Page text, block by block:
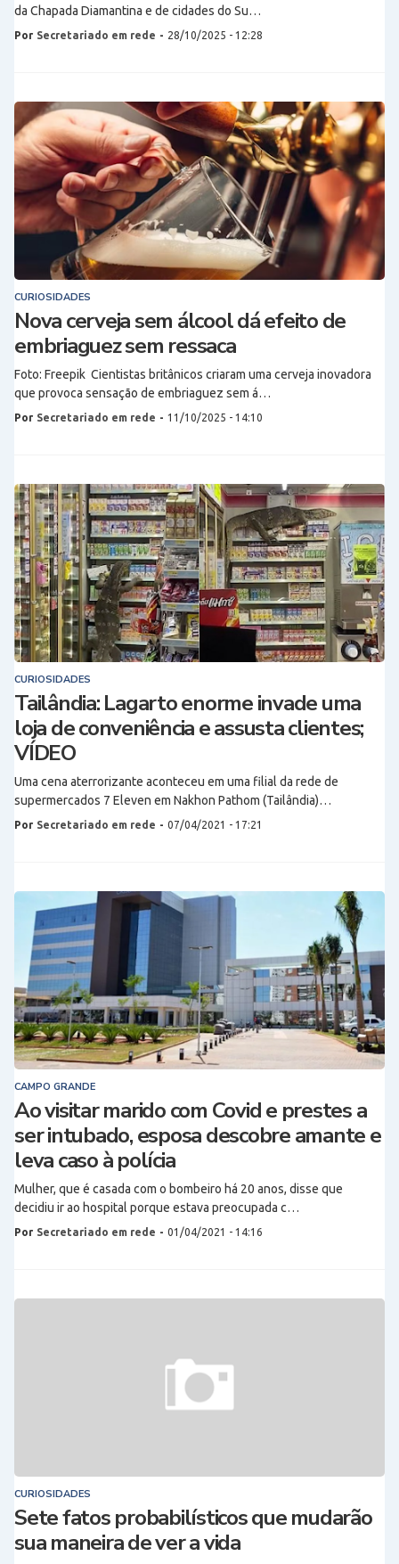
da Chapada Diamantina e de cidades do Su…
Por Secretariado em rede - 28/10/2025 - 12:28
CURIOSIDADES
Nova cerveja sem álcool dá efeito de
embriaguez sem ressaca
Foto: Freepik Cientistas britânicos criaram uma cerveja inovadora
que provoca sensação de embriaguez sem á…
Por Secretariado em rede - 11/10/2025 - 14:10
CURIOSIDADES
Tailândia: Lagarto enorme invade uma
loja de conveniência e assusta clientes;
VÍDEO
Uma cena aterrorizante aconteceu em uma filial da rede de
supermercados 7 Eleven em Nakhon Pathom (Tailândia)…
Por Secretariado em rede - 07/04/2021 - 17:21
CAMPO GRANDE
Ao visitar marido com Covid e prestes a
ser intubado, esposa descobre amante e
leva caso à polícia
Mulher, que é casada com o bombeiro há 20 anos, disse que
decidiu ir ao hospital porque estava preocupada c…
Por Secretariado em rede - 01/04/2021 - 14:16
CURIOSIDADES
Sete fatos probabilísticos que mudarão
sua maneira de ver a vida